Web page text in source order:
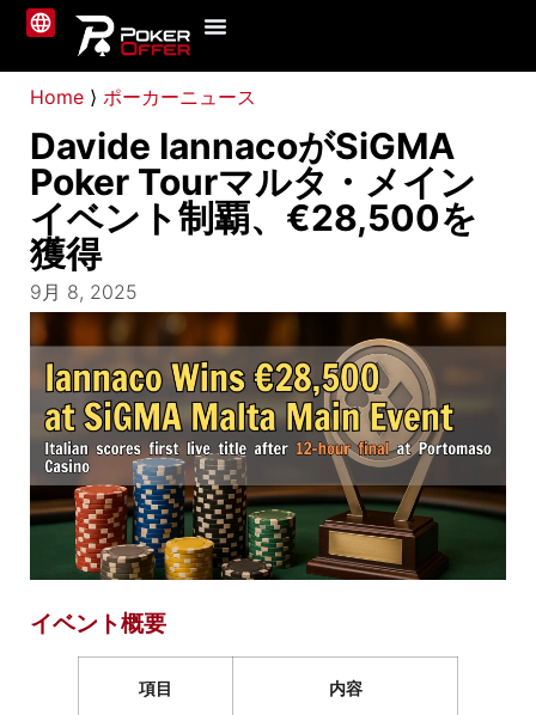
Home ⟩ ポーカーニュース
Davide IannacoがSiGMA
Poker Tourマルタ・メイン
イベント制覇、€28,500を
獲得
9月 8, 2025
イベント概要
項目 内容